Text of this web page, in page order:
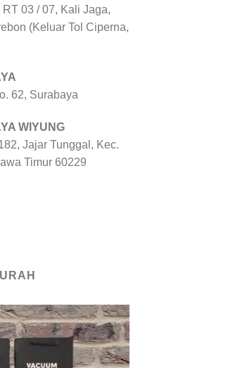
03 / 07, Kali Jaga,
(Keluar Tol Ciperna,
62, Surabaya
WIYUNG
Jajar Tunggal, Kec.
Timur 60229